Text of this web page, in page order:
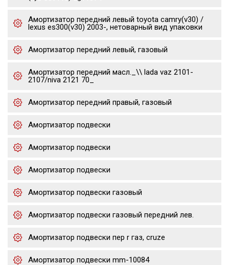
Амортизатор передний левый toyota camry(v30) /
lexus es300(v30) 2003-, нетоварный вид упаковки
Амортизатор передний левый, газовый
Амортизатор передний масл._\\ lada vaz 2101-
2107/niva 2121 70_
Амортизатор передний правый, газовый
Амортизатор подвески
Амортизатор подвески
Амортизатор подвески
Амортизатор подвески газовый
Амортизатор подвески газовый передний лев.
Амортизатор подвески пер r газ, cruze
Амортизатор подвески mm-10084